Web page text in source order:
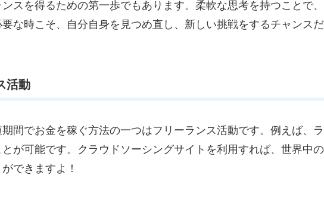
スを得るための第一歩でもあります。柔軟な思考を持つことで
な時こそ、自分自身を見つめ直し、新しい挑戦をするチャンス
活動
間でお金を稼ぐ方法の一つはフリーランス活動です。例えば、
が可能です。クラウドソーシングサイトを利用すれば、世界中
できますよ！